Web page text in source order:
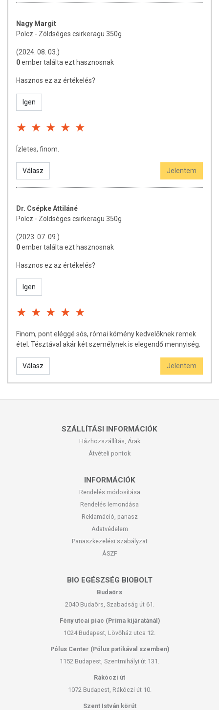
összetevők bármelyikére érzékeny vagy allergiás! Kisgyermektől
elzárva tartandó!
Nagy Margit
Polcz - Zöldséges csirkeragu 350g
(2024. 08. 03.)
0ember találta ezt hasznosnak
Hasznos ez az értékelés?
Igen
Ízletes, finom.
Válasz Jelentem
Dr. Csépke Attiláné
Polcz - Zöldséges csirkeragu 350g
(2023. 07. 09.)
0ember találta ezt hasznosnak
Hasznos ez az értékelés?
Igen
Finom, pont eléggé sós, római kömény kedvelőknek remek
étel. Tésztával akár két személynek is elegendő mennyiség.
Válasz Jelentem
SZÁLLÍTÁSI INFORMÁCIÓK
Házhozszállítás, Árak
Átvételi pontok
INFORMÁCIÓK
Rendelés módosítása
Rendelés lemondása
Reklamáció, panasz
Adatvédelem
Panaszkezelési szabályzat
ÁSZF
BIO EGÉSZSÉG BIOBOLT
Budaörs
2040 Budaörs, Szabadság út 61.
Fény utcai piac (Príma kijáratánál)
1024 Budapest, Lövőház utca 12.
Pólus Center (Pólus patikával szemben)
1152 Budapest, Szentmihályi út 131.
Rákóczi út
1072 Budapest, Rákóczi út 10.
Szent István körút